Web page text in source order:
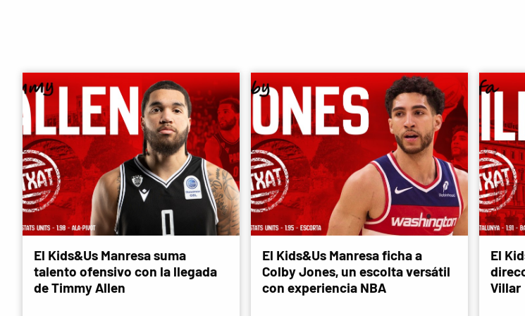
El Kids&Us Manresa suma
talento ofensivo con la llegada
de Timmy Allen
El Kids&Us Manresa ficha a
Colby Jones, un escolta versátil
con experiencia NBA
El
Villar